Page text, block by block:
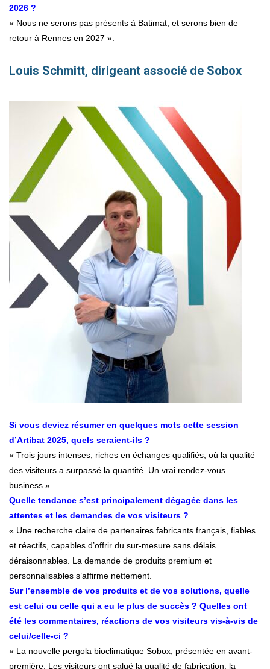
2026 ?
« Nous ne serons pas présents à Batimat, et serons bien de
retour à Rennes en 2027 ».
Louis Schmitt, dirigeant associé de Sobox
Si vous deviez résumer en quelques mots cette session
d’Artibat 2025, quels seraient-ils ?
« Trois jours intenses, riches en échanges qualifiés, où la qualité
des visiteurs a surpassé la quantité. Un vrai rendez-vous
business ».
Quelle tendance s’est principalement dégagée dans les
attentes et les demandes de vos visiteurs ?
« Une recherche claire de partenaires fabricants français, fiables
et réactifs, capables d’offrir du sur-mesure sans délais
déraisonnables. La demande de produits premium et
personnalisables s’affirme nettement.
Sur l’ensemble de vos produits et de vos solutions, quelle
est celui ou celle qui a eu le plus de succès ? Quelles ont
été les commentaires, réactions de vos visiteurs vis-à-vis de
celui/celle-ci ?
« La nouvelle pergola bioclimatique Sobox, présentée en avant-
première. Les visiteurs ont salué la qualité de fabrication, la